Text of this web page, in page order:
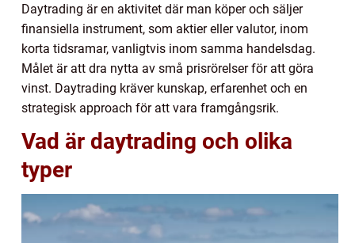
Daytrading är en aktivitet där man köper och säljer
finansiella instrument, som aktier eller valutor, inom
korta tidsramar, vanligtvis inom samma handelsdag.
Målet är att dra nytta av små prisrörelser för att göra
vinst. Daytrading kräver kunskap, erfarenhet och en
strategisk approach för att vara framgångsrik.
Vad är daytrading och olika
typer